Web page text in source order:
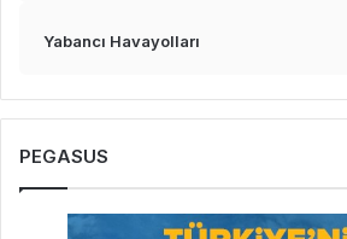
Yabancı Havayolları
PEGASUS